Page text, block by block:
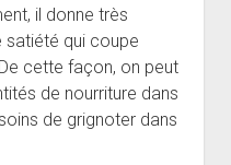
il donne très
satiété qui coupe
cette façon, on peut
de nourriture dans
de grignoter dans